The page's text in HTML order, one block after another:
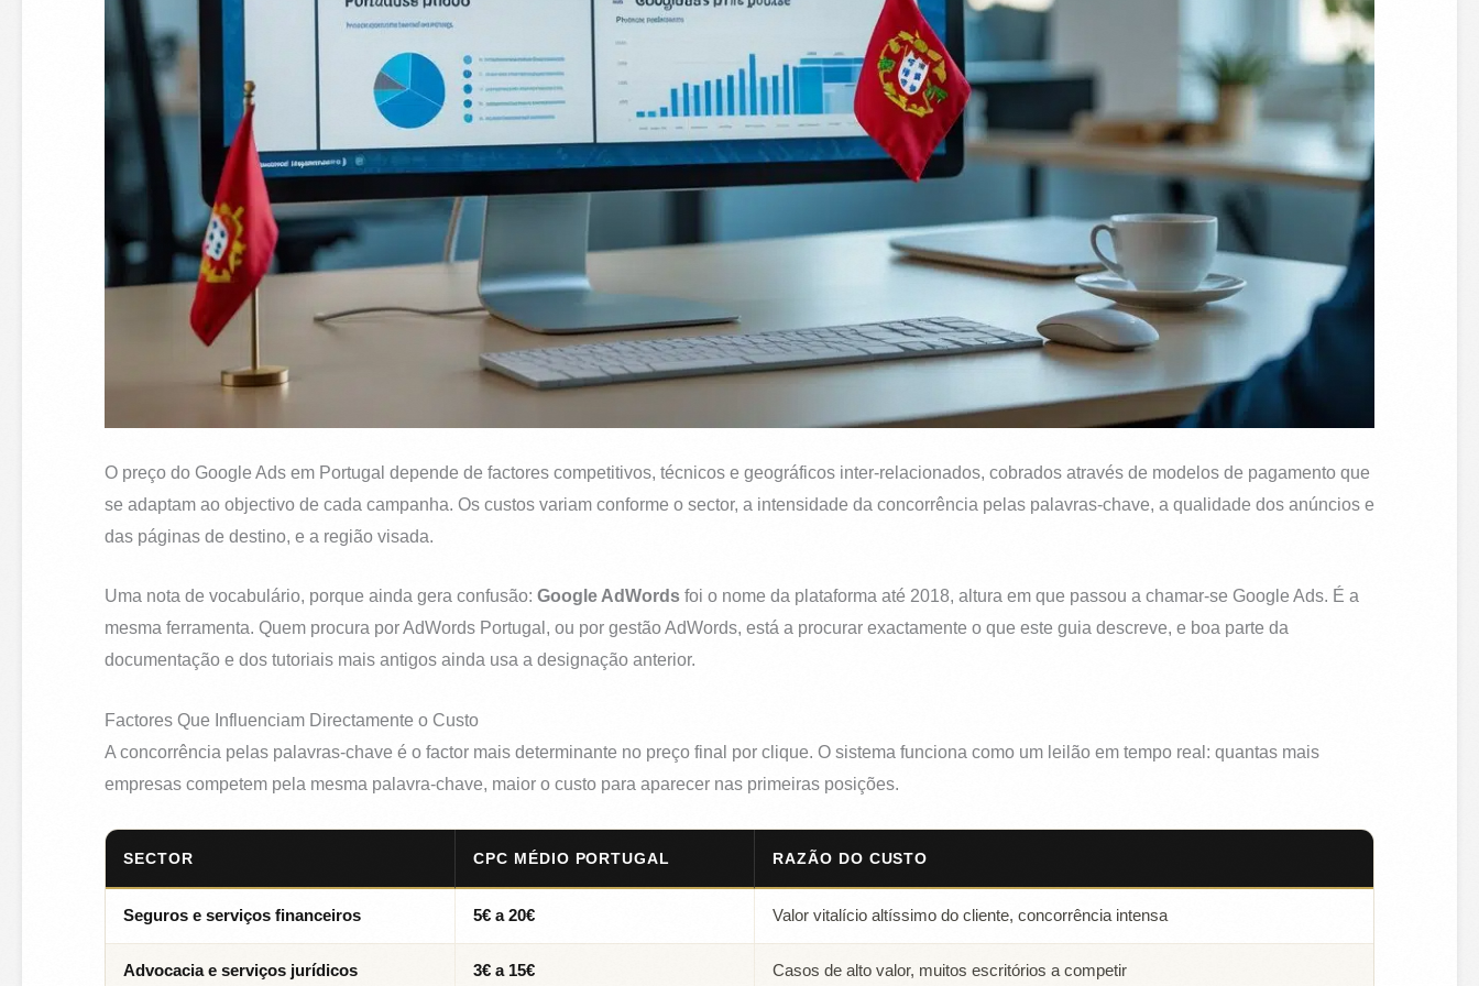
O preço do Google Ads em Portugal depende de factores competitivos, técnicos e geográficos inter-relacionados, cobrados através de modelos de pagamento que
se adaptam ao objectivo de cada campanha. Os custos variam conforme o sector, a intensidade da concorrência pelas palavras-chave, a qualidade dos anúncios e
das páginas de destino, e a região visada.
Uma nota de vocabulário, porque ainda gera confusão: Google AdWordsfoi o nome da plataforma até 2018, altura em que passou a chamar-se Google Ads. É a
mesma ferramenta. Quem procura por AdWords Portugal, ou por gestão AdWords, está a procurar exactamente o que este guia descreve, e boa parte da
documentação e dos tutoriais mais antigos ainda usa a designação anterior.
Factores Que Influenciam Directamente o Custo
A concorrência pelas palavras-chave é o factor mais determinante no preço final por clique. O sistema funciona como um leilão em tempo real: quantas mais
empresas competem pela mesma palavra-chave, maior o custo para aparecer nas primeiras posições.
SECTOR CPC MÉDIO PORTUGAL RAZÃO DO CUSTO
Seguros e serviços financeiros 5€ a 20€ Valor vitalício altíssimo do cliente, concorrência intensa
Advocacia e serviços jurídicos 3€ a 15€ Casos de alto valor, muitos escritórios a competir